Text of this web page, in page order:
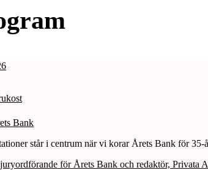
Bank
står i centrum när vi korar Årets Bank för
för Årets Bank och redaktör, Privata